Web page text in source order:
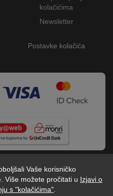
Vaše korisničko
Više možete pročitati u Izjavi o
s "kolačićima"
kolačićima
Newsletter
Postavke kolačića